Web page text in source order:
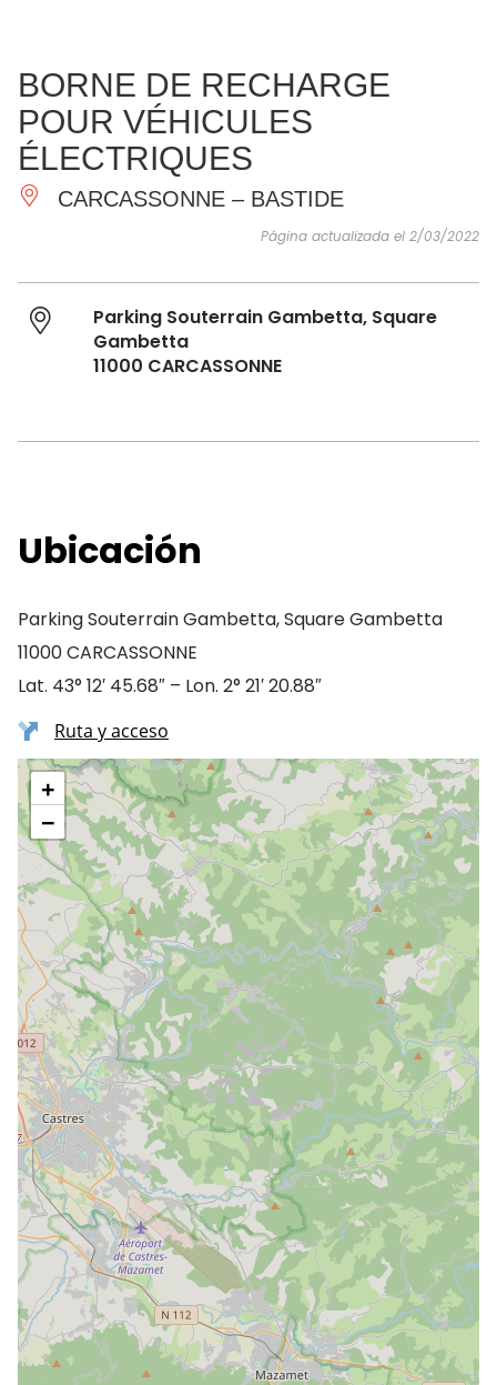
IMPRESCINDIBLES
HACER
INSPIRACIONES
BORNE DE RECHARGE
POUR VÉHICULES
ÉLECTRIQUES
CARCASSONNE – BASTIDE
Página actualizada el 2/03/2022
Parking Souterrain Gambetta, Square
Gambetta
11000 CARCASSONNE
Ubicación
Parking Souterrain Gambetta, Square Gambetta
11000 CARCASSONNE
Lat. 43° 12′ 45.68″ – Lon. 2° 21′ 20.88″
Ruta y acceso
+
−